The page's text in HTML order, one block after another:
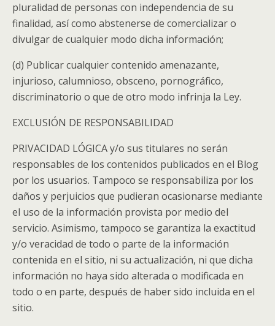
pluralidad de personas con independencia de su
finalidad, así como abstenerse de comercializar o
divulgar de cualquier modo dicha información;
(d) Publicar cualquier contenido amenazante,
injurioso, calumnioso, obsceno, pornográfico,
discriminatorio o que de otro modo infrinja la Ley.
EXCLUSIÓN DE RESPONSABILIDAD
PRIVACIDAD LÓGICA y/o sus titulares no serán
responsables de los contenidos publicados en el Blog
por los usuarios. Tampoco se responsabiliza por los
daños y perjuicios que pudieran ocasionarse mediante
el uso de la información provista por medio del
servicio. Asimismo, tampoco se garantiza la exactitud
y/o veracidad de todo o parte de la información
contenida en el sitio, ni su actualización, ni que dicha
información no haya sido alterada o modificada en
todo o en parte, después de haber sido incluida en el
sitio.